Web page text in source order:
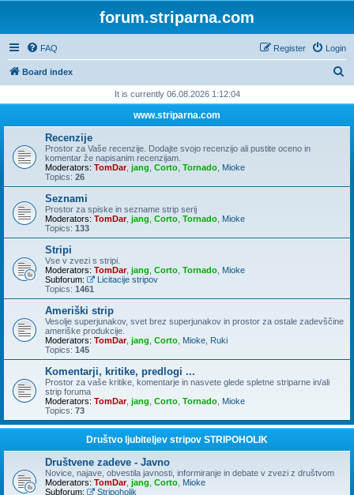
forum.striparna.com
FAQ Login
Register
Board index
r
It is currently 06.08.2026 1:12:04
www.striparna.com
Recenzije
Prostor za Vaše recenzije. Dodajte svojo recenzijo ali pustite oceno in
komentar že napisanim recenzijam.
Moderators: TomDar, jang Corto Tornado Mioke
Topics: 26
Seznami
Prostor za spiske in sezname strip serij
Moderators: TomDar, jang Corto Tornado Mioke
Topics: 133
Stripi
Vse v zvezi s stripi.
Moderators: TomDar, jang Corto Tornado Mioke
Subforum:
Licitacije stripov
Topics: 1461
Ameriški strip
Vesolje superjunakov, svet brez superjunakov in prostor za ostale zadevščine
ameriške produkcije.
Moderators: TomDar, jang Corto Mioke Ruki
Topics: 145
Komentarji, kritike, predlogi ...
Prostor za vaše kritike, komentarje in nasvete glede spletne striparne in/ali
strip foruma
Moderators: TomDar, jang Corto Tornado Mioke
Topics: 73
Društvo ljubiteljev stripov STRIPOHOLIK
Društvene zadeve - Javno
Novice, najave, obvestila javnosti, informiranje in debate v zvezi z društvom
Moderators: TomDar, jang Corto Mioke
Subforum:
Stripoholik